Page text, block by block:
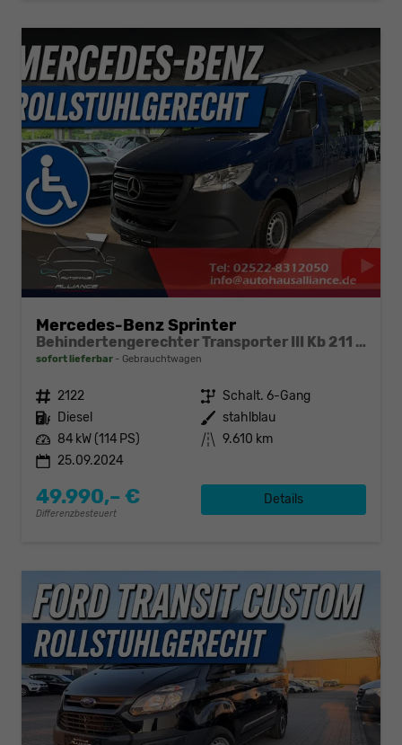
Mercedes-Benz Sprinter
Behindertengerechter Transporter III Kb 211 CDI RWD
sofort lieferbar Gebrauchtwagen
Fahrzeugnr. 2122 Getriebe Schalt. 6-Gang
Kraftstoff Diesel Außenfarbe stahlblau
Leistung 84 kW (114 PS) Kilometerstand 9.610 km
25.09.2024
49.990,– €
Differenzbesteuert
Details